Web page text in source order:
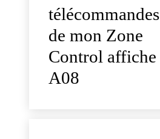
télécommandes
de mon Zone
Control affiche
A08